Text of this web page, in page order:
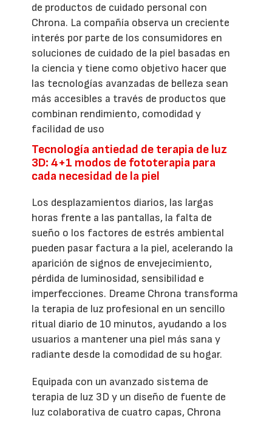
de productos de cuidado personal con
Chrona. La compañía observa un creciente
interés por parte de los consumidores en
soluciones de cuidado de la piel basadas en
la ciencia y tiene como objetivo hacer que
las tecnologías avanzadas de belleza sean
más accesibles a través de productos que
combinan rendimiento, comodidad y
facilidad de uso
Tecnología antiedad de terapia de luz
3D: 4+1 modos de fototerapia para
cada necesidad de la piel
Los desplazamientos diarios, las largas
horas frente a las pantallas, la falta de
sueño o los factores de estrés ambiental
pueden pasar factura a la piel, acelerando la
aparición de signos de envejecimiento,
pérdida de luminosidad, sensibilidad e
imperfecciones. Dreame Chrona transforma
la terapia de luz profesional en un sencillo
ritual diario de 10 minutos, ayudando a los
usuarios a mantener una piel más sana y
radiante desde la comodidad de su hogar.
Equipada con un avanzado sistema de
terapia de luz 3D y un diseño de fuente de
luz colaborativa de cuatro capas, Chrona